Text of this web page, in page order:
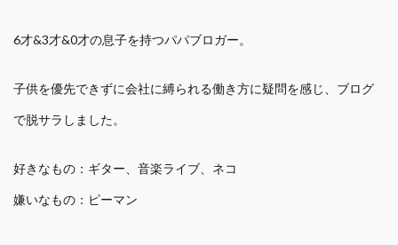
6才&3才&0才の息子を持つパパブロガー。
子供を優先できずに会社に縛られる働き方に疑問を感じ、ブログ
で脱サラしました。
好きなもの：ギター、音楽ライブ、ネコ
嫌いなもの：ピーマン